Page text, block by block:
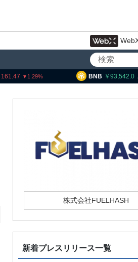
93,542.0 0.23
株式会社FUELHASH
新着プレスリリース一覧